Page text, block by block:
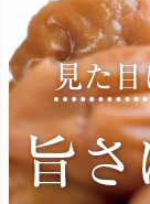
見た
旨さ